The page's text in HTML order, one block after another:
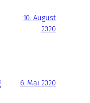
10. August
2020
6. Mai 2020